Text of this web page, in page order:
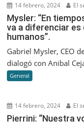
14 febrero, 2024 El
Mysler: “En
va a diferenciar es
humanos”.
Gabriel Mysler, CEO
dialogó con Anibal
General
14 febrero, 2024 El
Pierrini: “Nuestra